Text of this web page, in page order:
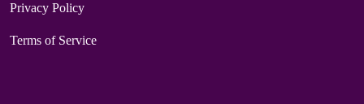
Privacy Policy
Terms of Service